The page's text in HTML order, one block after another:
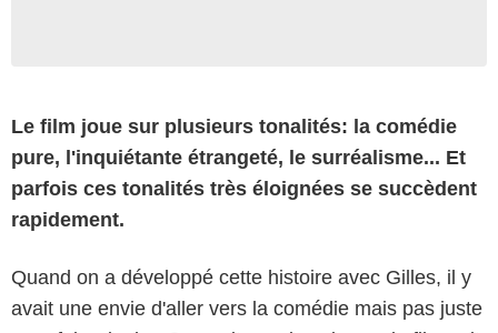
Le film joue sur plusieurs tonalités: la comédie
pure, l'inquiétante étrangeté, le surréalisme... Et
parfois ces tonalités très éloignées se succèdent
rapidement.
Quand on a développé cette histoire avec Gilles, il y
avait une envie d'aller vers la comédie mais pas juste